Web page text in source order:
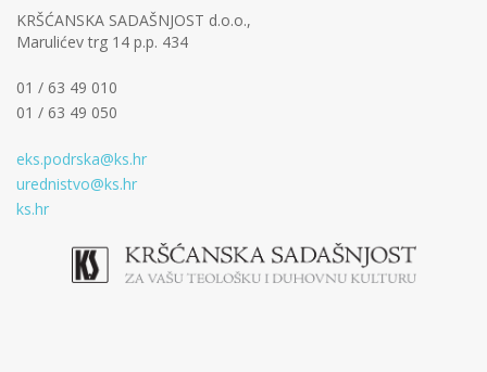
KRŠĆANSKA SADAŠNJOST d.o.o.,
Marulićev trg 14 p.p. 434
01 / 63 49 010
01 / 63 49 050
eks.podrska@ks.hr
urednistvo@ks.hr
ks.hr